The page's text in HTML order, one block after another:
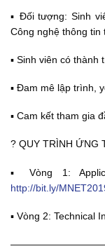
▪️ Đối tượng: Sinh
Công nghệ thông tin
▪️ Sinh viên có thành
▪️ Đam mê lập trình,
▪️ Cam kết tham gia
? QUY TRÌNH ỨNG
▪️ Vòng 1:
http://bit.ly/
▪️ Vòng 2: Technical